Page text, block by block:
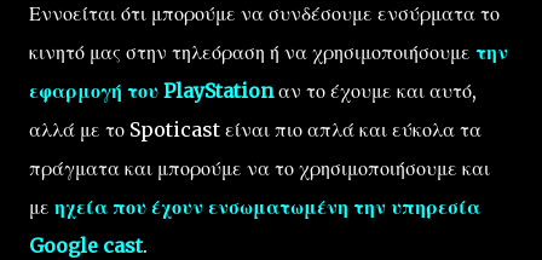
Εννοείται ότι μπορούμε να συνδέσουμε ενσύρματα το
κινητό μας στην τηλεόραση ή να χρησιμοποιήσουμε την
εφαρμογή του PlayStationαν το έχουμε και αυτό,
αλλά με το Spoticast είναι πιο απλά και εύκολα τα
πράγματα και μπορούμε να το χρησιμοποιήσουμε και
με ηχεία που έχουν ενσωματωμένη την υπηρεσία
Google cast.